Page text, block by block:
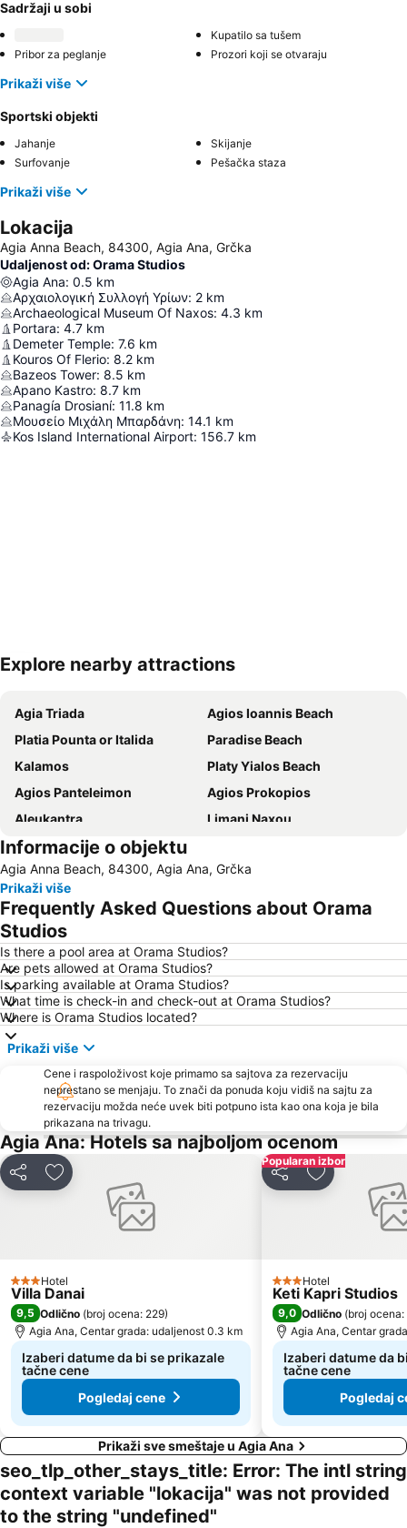
Sadržaji u sobi
Kupatilo sa tušem
Pribor za peglanje
Prozori koji se otvaraju
Prikaži više
Sportski objekti
Jahanje
Skijanje
Surfovanje
Pešačka staza
Prikaži više
Lokacija
Agia Anna Beach, 84300, Agia Ana, Grčka
Udaljenost od: Orama Studios
Agia Ana: 0.5 km
Αρχαιολογική Συλλογή Υρίων: 2 km
Archaeological Museum Of Naxos: 4.3 km
Portara: 4.7 km
Demeter Temple: 7.6 km
Kouros Of Flerio: 8.2 km
Bazeos Tower: 8.5 km
Apano Kastro: 8.7 km
Panagía Drosianí: 11.8 km
Μουσείο Μιχάλη Μπαρδάνη: 14.1 km
Kos Island International Airport: 156.7 km
Explore nearby attractions
Agia Triada
Agios Ioannis Beach
Platia Pounta or Italida
Paradise Beach
Kalamos
Platy Yialos Beach
Agios Panteleimon
Agios Prokopios
Aleukantra
Limani Naxou
Theologos
Elia
Informacije o objektu
Agia Anna Beach, 84300, Agia Ana, Grčka
Prikaži više
Frequently Asked Questions about Orama
Studios
Is there a pool area at Orama Studios?
Are pets allowed at Orama Studios?
Is parking available at Orama Studios?
What time is check-in and check-out at Orama Studios?
Where is Orama Studios located?
Prikaži više
Cene i raspoloživost koje primamo sa sajtova za rezervaciju
neprestano se menjaju. To znači da ponuda koju vidiš na sajtu za
rezervaciju možda neće uvek biti potpuno ista kao ona koja je bila
prikazana na trivagu.
Agia Ana: Hotels sa najboljom ocenom
Deli Dodati u favorite
3 Zvezdice
Hotel
Villa Danai
9,5 Odlično (broj ocena: 229)
Agia Ana, Centar grada: udaljenost 0.3 km
Izaberi datume da bi se prikazale
tačne cene
Pogledaj cene
Popularan izbor
Deli Dodati u
3 Zvezdice
Hotel
Keti Kapri Studios
9,0 Odlično (broj
Agia Ana, Centar
Izaberi datume da
tačne cene
Pogledaj
Prikaži sve smeštaje u Agia Ana
seo_tlp_other_stays_title: Error: The intl string
context variable "lokacija" was not provided
to the string "undefined"